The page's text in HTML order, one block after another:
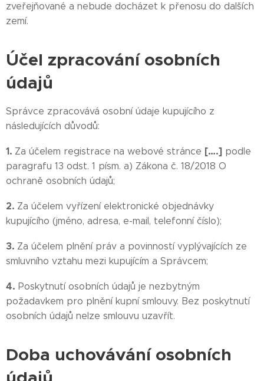
zveřejňované a nebude docházet k přenosu do dalších
zemí.
Účel zpracování osobních
údajů
Správce zpracovává osobní údaje kupujícího z
následujících důvodů:
1. Za účelem registrace na webové stránce [….] podle
paragrafu 13 odst. 1 písm. a) Zákona č. 18/2018 O
ochraně osobních údajů;
2. Za účelem vyřízení elektronické objednávky
kupujícího (jméno, adresa, e-mail, telefonní číslo);
3. Za účelem plnění práv a povinností vyplývajících ze
smluvního vztahu mezi kupujícím a Správcem;
4. Poskytnutí osobních údajů je nezbytným
požadavkem pro plnění kupní smlouvy. Bez poskytnutí
osobních údajů nelze smlouvu uzavřít.
Doba uchovávání osobních